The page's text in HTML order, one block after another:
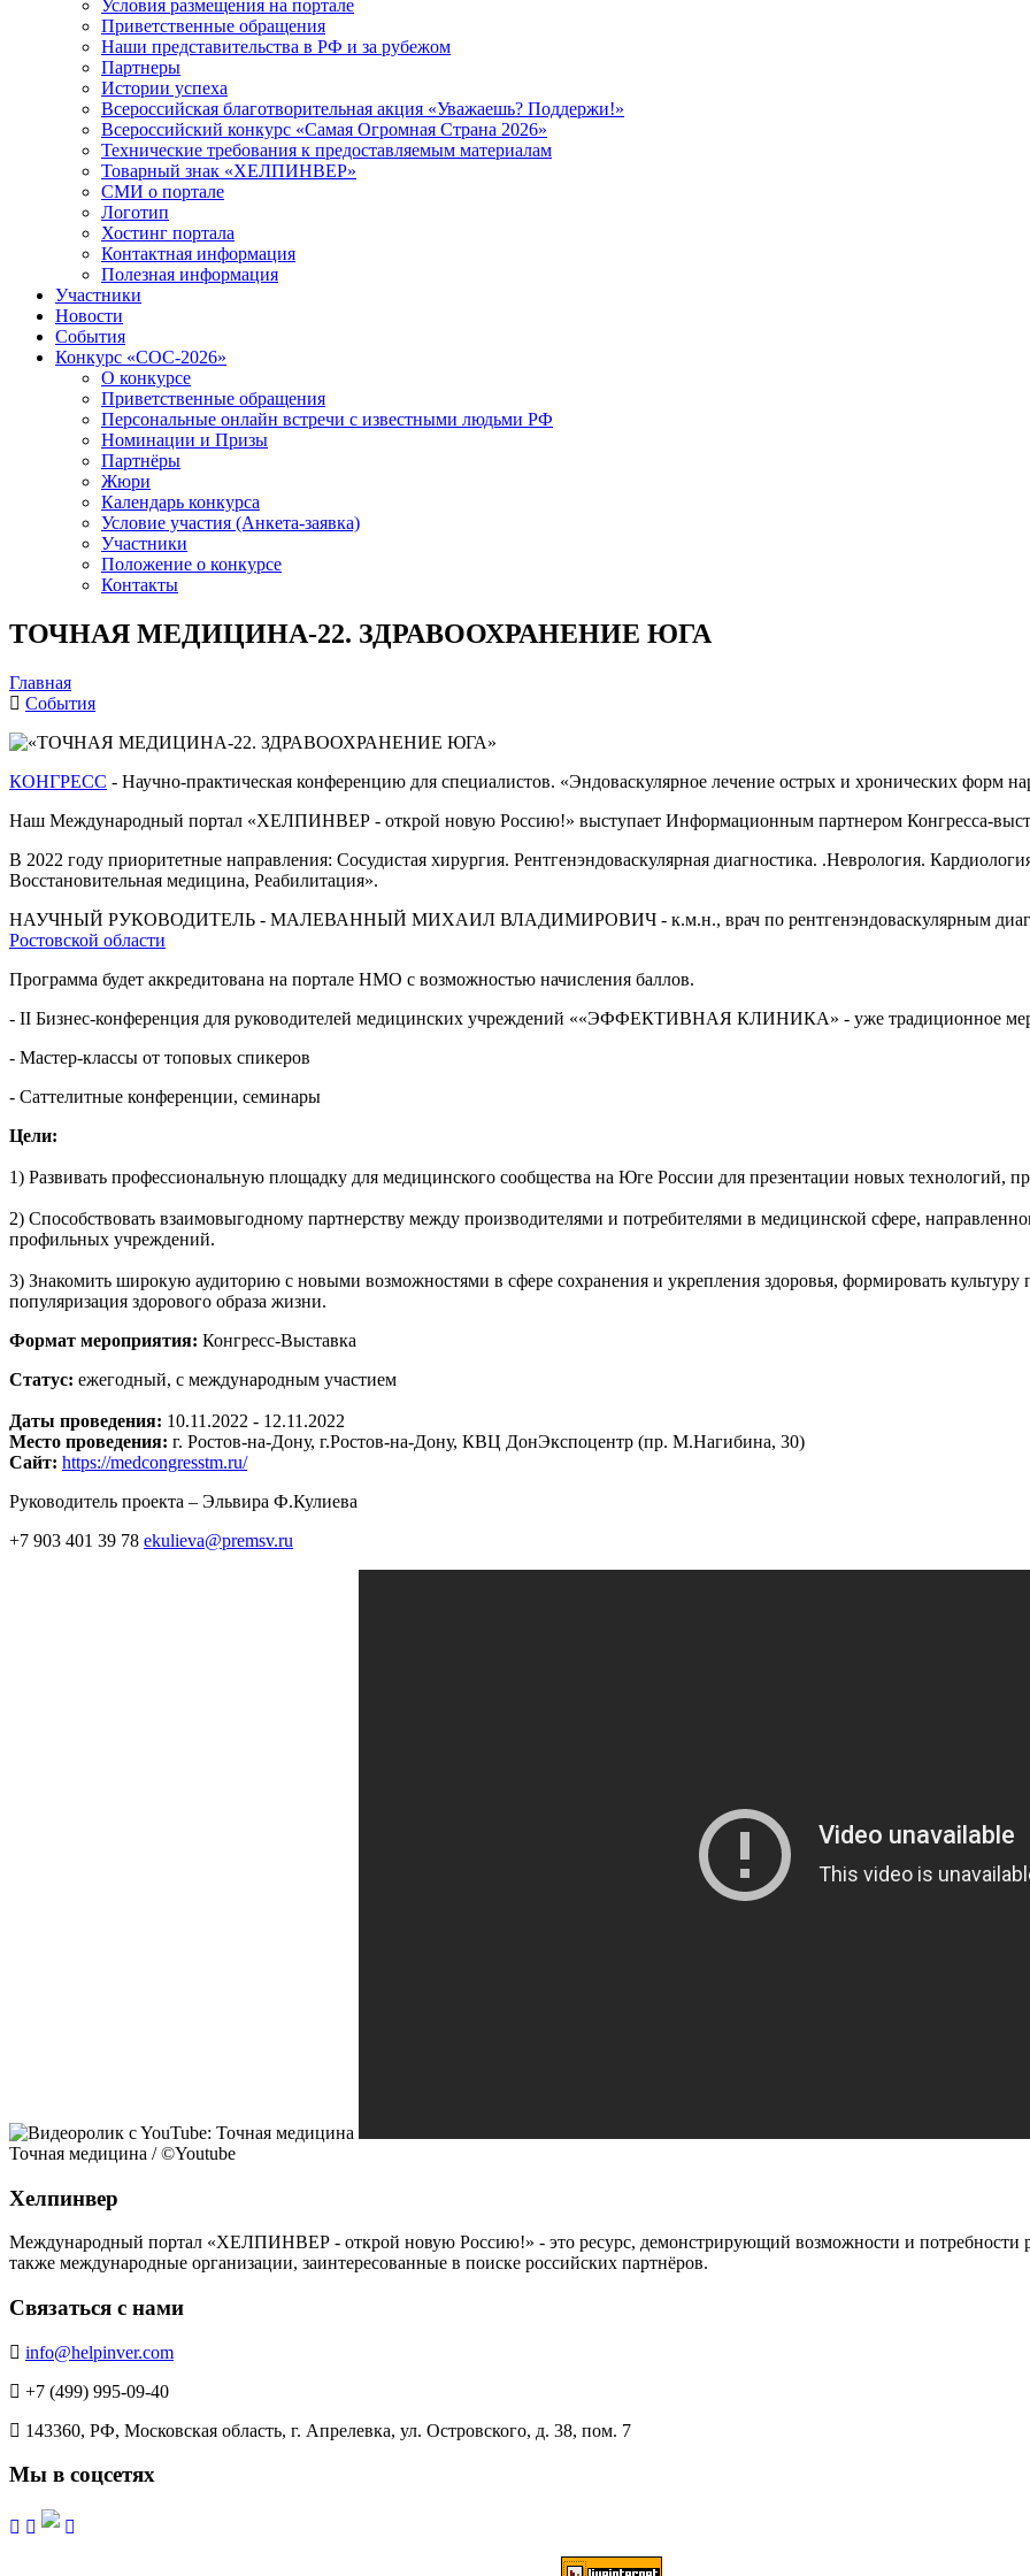
Условия размещения на портале
Приветственные обращения
Наши представительства в РФ и за рубежом
Партнеры
Истории успеха
Всероссийская благотворительная акция «Уважаешь? Поддержи!»
Всероссийский конкурс «Самая Огромная Страна 2026»
Технические требования к предоставляемым материалам
Товарный знак «ХЕЛПИНВЕР»
СМИ о портале
Логотип
Хостинг портала
Контактная информация
Полезная информация
Участники
Новости
События
Конкурс «СОС-2026»
О конкурсе
Приветственные обращения
Персональные онлайн встречи с известными людьми РФ
Номинации и Призы
Партнёры
Жюри
Календарь конкурса
Условие участия (Анкета-заявка)
Участники
Положение о конкурсе
Контакты
ТОЧНАЯ МЕДИЦИНА-22. ЗДРАВООХРАНЕНИЕ ЮГА
Главная
События
КОНГРЕСС - Научно-практическая конференцию для специалистов. «Эндоваскулярное лечение острых и хронических форм
Наш Международный портал «ХЕЛПИНВЕР - открой новую Россию!» выступает Информационным партнером Конгресса-
В 2022 году приоритетные направления: Сосудистая хирургия. Рентгенэндоваскулярная диагностика. .Неврология.
Восстановительная медицина, Реабилитация».
НАУЧНЫЙ РУКОВОДИТЕЛЬ - МАЛЕВАННЫЙ МИХАИЛ ВЛАДИМИРОВИЧ - к.м.н., врач по рентгенэндоваскулярным
Ростовской области
Программа будет аккредитована на портале НМО с возможностью начисления баллов.
- II Бизнес-конференция для руководителей медицинских учреждений ««ЭФФЕКТИВНАЯ КЛИНИКА» - уже традиционное
- Мастер-классы от топовых спикеров
- Саттелитные конференции, семинары
Цели:
1) Развивать профессиональную площадку для медицинского сообщества на Юге России для презентации новых технологий,
2) Способствовать взаимовыгодному партнерству между производителями и потребителями в медицинской сфере,
профильных учреждений.
3) Знакомить широкую аудиторию с новыми возможностями в сфере сохранения и укрепления здоровья, формировать культуру
популяризация здорового образа жизни.
Формат мероприятия: Конгресс-Выставка
Статус: ежегодный, с международным участием
Даты проведения: 10.11.2022 - 12.11.2022
Место проведения: г. Ростов-на-Дону, г.Ростов-на-Дону, КВЦ ДонЭкспоцентр (пр. М.Нагибина, 30)
Сайт: https://medcongresstm.ru/
Руководитель проекта – Эльвира Ф.Кулиева
+7 903 401 39 78 ekulieva@premsv.ru
Точная медицина / ©Youtube
Хелпинвер
Международный портал «ХЕЛПИНВЕР - открой новую Россию!» - это ресурс, демонстрирующий возможности и потребности
также международные организации, заинтересованные в поиске российских партнёров.
Связаться с нами
info@helpinver.com
+7 (499) 995-09-40
143360, РФ, Московская область, г. Апрелевка, ул. Островского, д. 38, пом. 7
Мы в соцсетях